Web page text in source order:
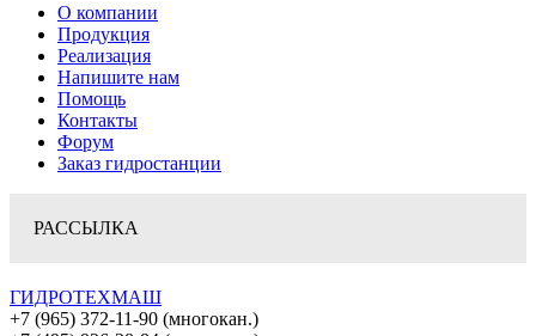
О компании
Продукция
Реализация
Напишите нам
Помощь
Контакты
Форум
Заказ гидростанции
РАССЫЛКА
ГИДРОТЕХМАШ
+7 (965) 372-11-90 (многокан.)